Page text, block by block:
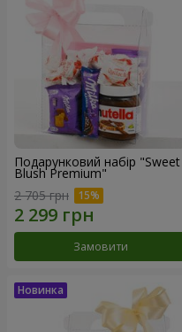
Подарунковий набір "Sweet
Blush Premium"
2 705 грн
Замовити